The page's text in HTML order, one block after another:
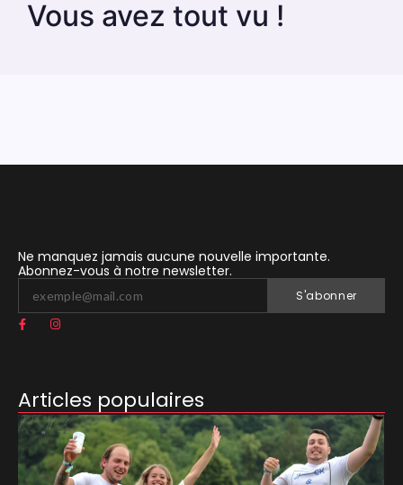
Vous avez tout vu !
Ne manquez jamais aucune nouvelle importante.
Abonnez-vous à notre newsletter.
S'abonner
Articles populaires